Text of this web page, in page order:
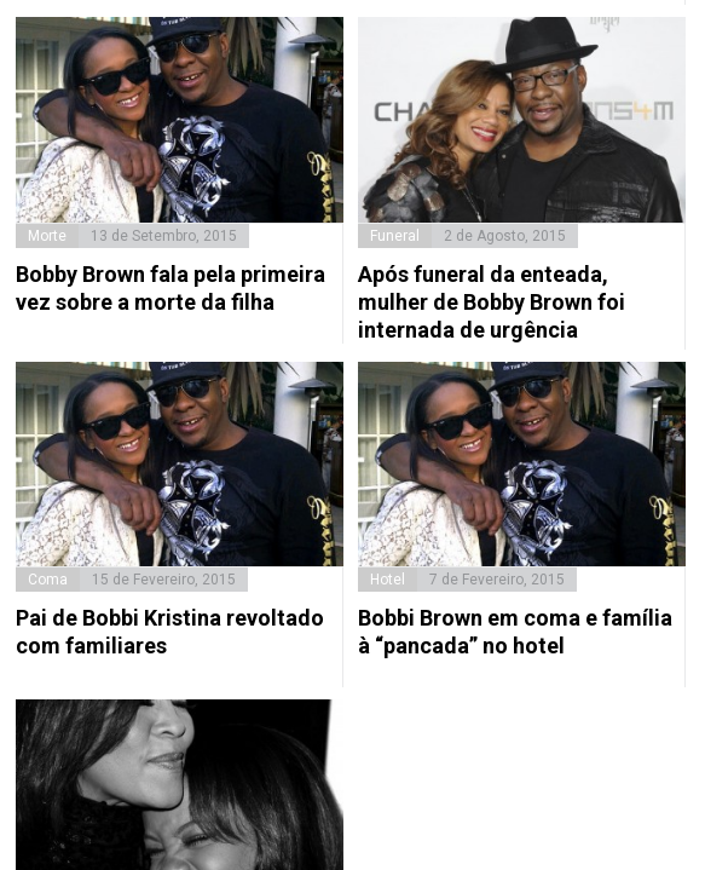
Morte 13 de Setembro, 2015
Bobby Brown fala pela primeira
vez sobre a morte da filha
Funeral 2 de Agosto, 2015
Após funeral da enteada,
mulher de Bobby Brown foi
internada de urgência
Coma 15 de Fevereiro, 2015
Pai de Bobbi Kristina revoltado
com familiares
Hotel 7 de Fevereiro, 2015
Bobbi Brown em coma e família
à “pancada” no hotel